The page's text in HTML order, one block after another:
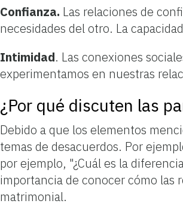
Confianza. Las relaciones de
necesidades del otro. La
Intimidad. Las conexiones
experimentamos en nuestras
¿Por qué discuten las
Debido a que los elementos
temas de desacuerdos. Por
por ejemplo, "¿Cuál es la
importancia de conocer cómo las
matrimonial.